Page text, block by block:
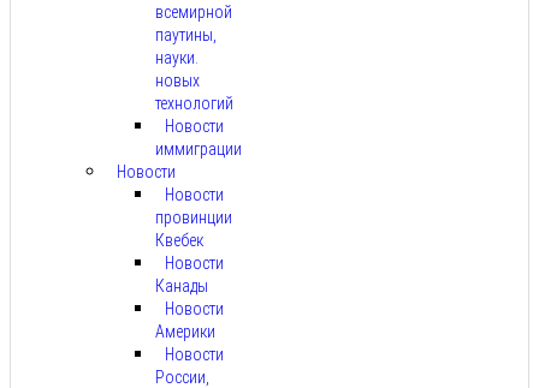
всемирной
паутины,
науки.
новых
технологий
Новости
иммиграции
Новости
Новости
провинции
Квебек
Новости
Канады
Новости
Америки
Новости
России,